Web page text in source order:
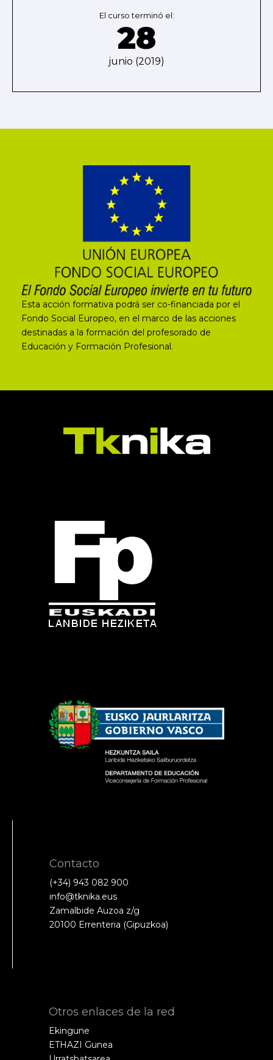
El curso terminó el:
28
junio (2019)
Esta acción formativa podrá ser co-financiada por el
Fondo Social Europeo, en el marco de las acciones
destinadas a la formación del profesorado de
Educación y Formación Profesional.
Contacto
(+34) 943 082 900
info@tknika.eus
Zamalbide Auzoa z/g
20100 Errenteria (Gipuzkoa)
Otros enlaces de la red
Ekingune
ETHAZI Gunea